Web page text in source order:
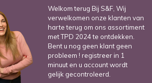
Welkom terug Bij S&F, Wij
verwelkomen onze klanten van
harte terug om ons assortiment
met TPD 2024 te ontdekken.
Bent u nog geen klant geen
probleem ! registreer in 1
minuut en u account wordt
gelijk gecontroleerd.